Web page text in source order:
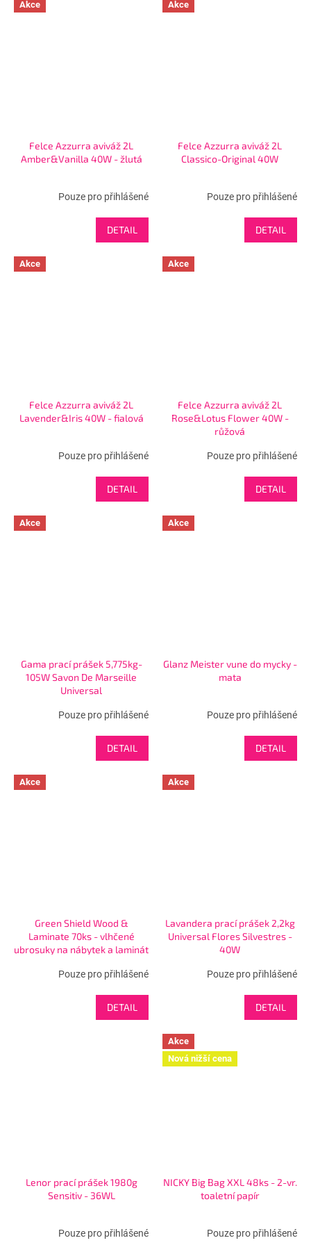
Akce
Felce Azzurra aviváž 2L
Amber&Vanilla 40W - žlutá
Pouze pro přihlášené
DETAIL
Akce
Felce Azzurra aviváž 2L
Classico-Original 40W
Pouze pro přihlášené
DETAIL
Akce
Felce Azzurra aviváž 2L
Lavender&Iris 40W - fialová
Pouze pro přihlášené
DETAIL
Akce
Felce Azzurra aviváž 2L
Rose&Lotus Flower 40W -
růžová
Pouze pro přihlášené
DETAIL
Akce
Gama prací prášek 5,775kg-
105W Savon De Marseille
Universal
Pouze pro přihlášené
DETAIL
Akce
Glanz Meister vune do mycky -
mata
Pouze pro přihlášené
DETAIL
Akce
Green Shield Wood &
Laminate 70ks - vlhčené
ubrosuky na nábytek a laminát
Pouze pro přihlášené
DETAIL
Akce
Lavandera prací prášek 2,2kg
Universal Flores Silvestres -
40W
Pouze pro přihlášené
DETAIL
Lenor prací prášek 1980g
Sensitiv - 36WL
Pouze pro přihlášené
Akce
Nová nižší cena
NICKY Big Bag XXL 48ks - 2-vr.
toaletní papír
Pouze pro přihlášené